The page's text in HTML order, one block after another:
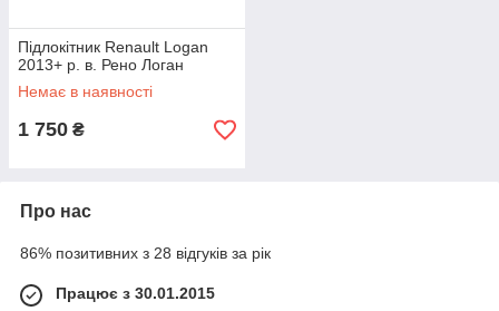
Підлокітник Renault Logan
2013+ р. в. Рено Логан
Немає в наявності
1 750 ₴
Про нас
86% позитивних з 28 відгуків за рік
Працює з 30.01.2015